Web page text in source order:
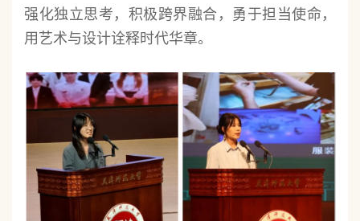
强化独立思考，积极跨界融合，勇于担当使命，
用艺术与设计诠释时代华章。